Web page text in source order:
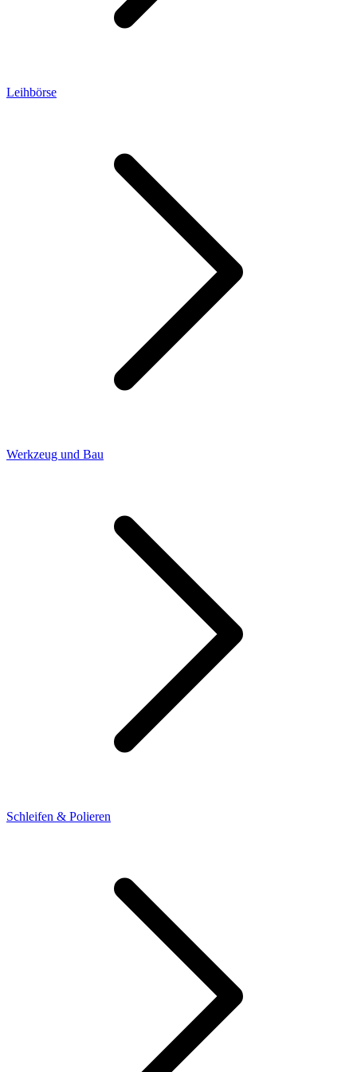
Leihbörse
Werkzeug und Bau
Schleifen & Polieren